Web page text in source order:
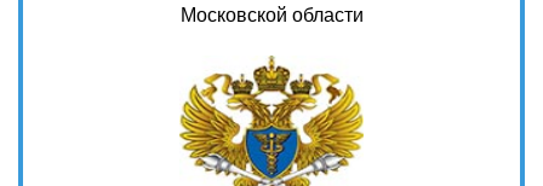
Московской области